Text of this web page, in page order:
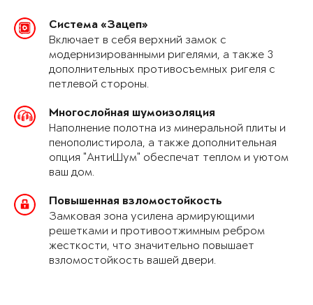
Система «Зацеп»
Включает в себя верхний замок с
модернизированными ригелями, а также 3
дополнительных противосъемных ригеля с
петлевой стороны.
Многослойная шумоизоляция
Наполнение полотна из минеральной плиты и
пенополистирола, а также дополнительная
опция "АнтиШум" обеспечат теплом и уютом
ваш дом.
Повышенная взломостойкость
Замковая зона усилена армирующими
решетками и противоотжимным ребром
жесткости, что значительно повышает
взломостойкость вашей двери.